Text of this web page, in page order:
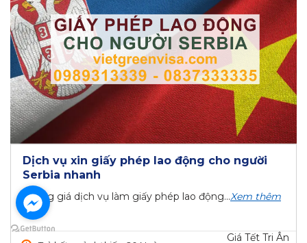
Dịch vụ xin giấy phép lao động cho người
Serbia nhanh
Bảng giá dịch vụ làm giấy phép lao động...Xem thêm
Giá Tết Tri Ân